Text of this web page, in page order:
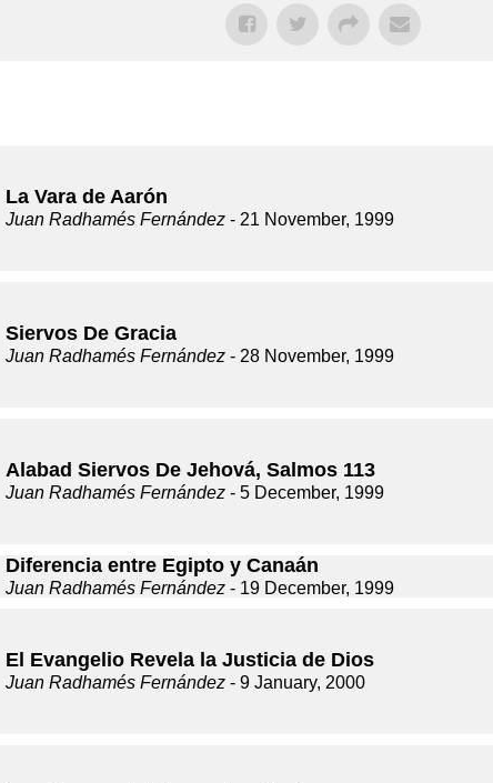
La Vara de Aarón
Juan Radhamés Fernández - 21 November, 1999
Siervos De Gracia
Juan Radhamés Fernández - 28 November, 1999
Alabad Siervos De Jehová, Salmos 113
Juan Radhamés Fernández - 5 December, 1999
Diferencia entre Egipto y Canaán
Juan Radhamés Fernández - 19 December, 1999
El Evangelio Revela la Justicia de Dios
Juan Radhamés Fernández - 9 January, 2000